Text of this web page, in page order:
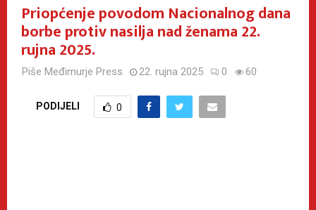
Priopćenje povodom Nacionalnog dana
borbe protiv nasilja nad ženama 22.
rujna 2025.
Piše Međimurje Press 22. rujna 2025 0 60
PODIJELI 0